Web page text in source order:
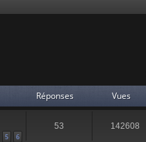
Réponses Vues
5 6
53 142608